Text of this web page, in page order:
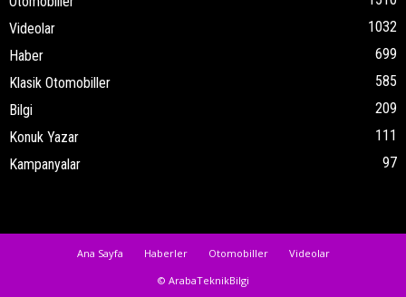
Videolar
1032
Haber
699
Klasik Otomobiller
585
Bilgi
209
Konuk Yazar
111
Kampanyalar
97
Ana Sayfa Haberler Otomobiller
Videolar
© ArabaTeknikBilgi